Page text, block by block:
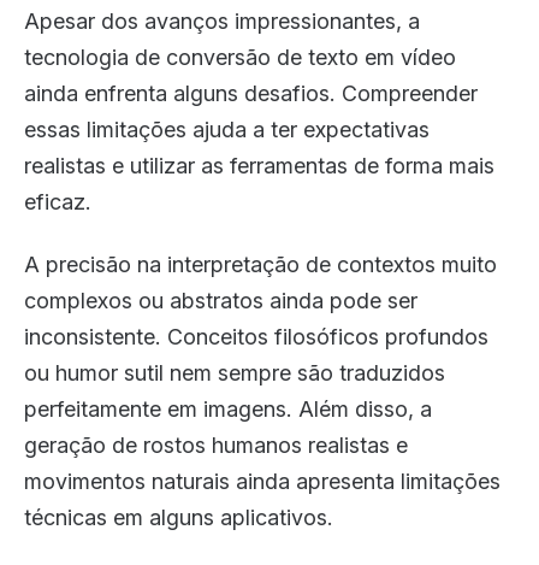
Apesar dos avanços impressionantes, a
tecnologia de conversão de texto em vídeo
ainda enfrenta alguns desafios. Compreender
essas limitações ajuda a ter expectativas
realistas e utilizar as ferramentas de forma mais
eficaz.
A precisão na interpretação de contextos muito
complexos ou abstratos ainda pode ser
inconsistente. Conceitos filosóficos profundos
ou humor sutil nem sempre são traduzidos
perfeitamente em imagens. Além disso, a
geração de rostos humanos realistas e
movimentos naturais ainda apresenta limitações
técnicas em alguns aplicativos.